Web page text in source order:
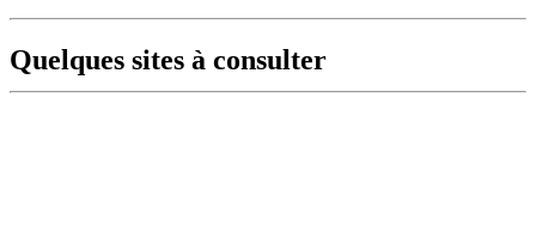
Quelques sites à consulter